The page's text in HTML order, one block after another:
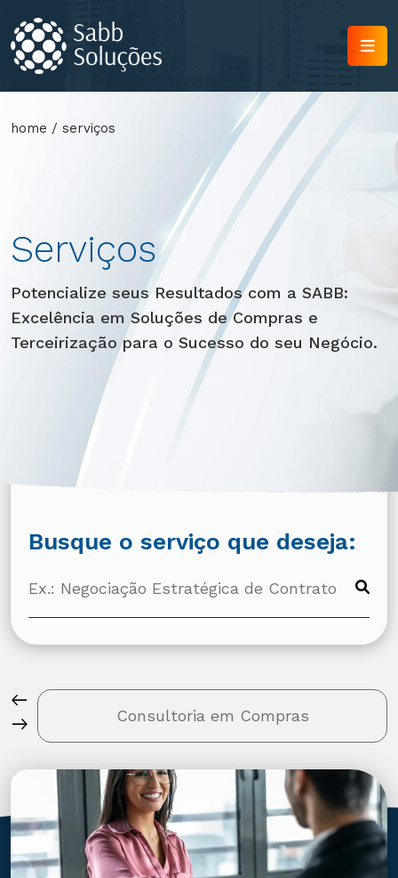
home / serviços
Serviços
Potencialize seus Resultados com a SABB:
Excelência em Soluções de Compras e
Terceirização para o Sucesso do seu Negócio.
Busque o serviço que deseja:
Consultoria em Compras
west
east